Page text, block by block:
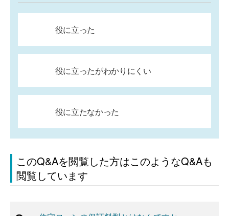
役に立った
役に立ったがわかりにくい
役に立たなかった
このQ&Aを閲覧した方はこのようなQ&Aも
閲覧しています